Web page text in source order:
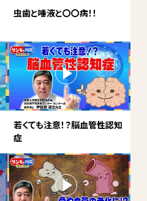
虫歯と唾液と〇〇病！！
若くても注意！？脳血管性認知
症